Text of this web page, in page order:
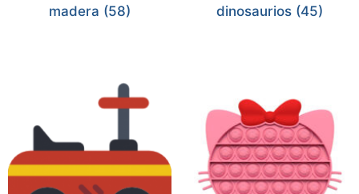
madera (58)
dinosaurios (45)